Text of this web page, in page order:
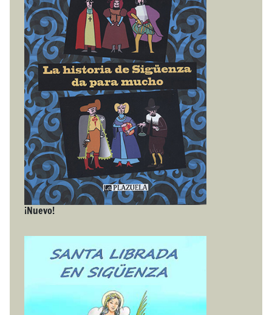
¡Nuevo!